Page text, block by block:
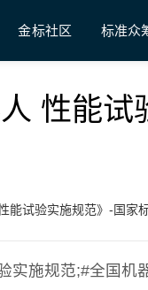
金标社区 标准众
性能试
能试验实施规范》-国家
实施规范;#全国机